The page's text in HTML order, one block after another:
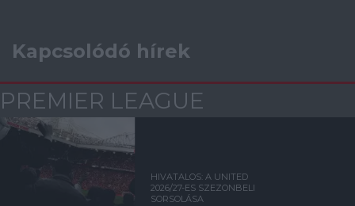
Kapcsolódó hírek
PREMIER LEAGUE
HIVATALOS: A UNITED
2026/27-ES SZEZONBELI
SORSOLÁSA